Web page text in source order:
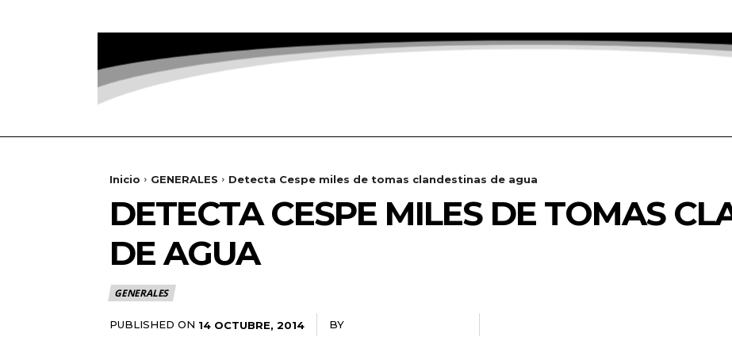
Inicio GENERALES Detecta Cespe miles de tomas clandestinas de agua
DETECTA CESPE MILES DE TOMAS
DE AGUA
GENERALES
PUBLISHED ON 14 OCTUBRE, 2014 BY